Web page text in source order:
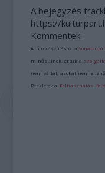
A bejegyzés
https://
Kommentek:
A hozzászólások avonatkozó
minősülnek, értük a
nem vállal, azokat nem
Részletek a Felhasználási